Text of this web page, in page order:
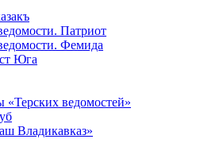
Патриот
Фемида
Юга
«Терских ведомостей»
Владикавказ»